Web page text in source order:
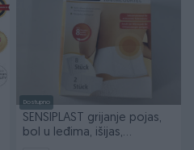
Dostupno
SENSIPLAST grijanje pojas,
bol u leđima, išijas,